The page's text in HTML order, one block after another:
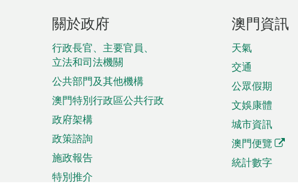
頁
腳
菜
單
關於政府
行政長官、主要官員、
立法和司法機關
公共部門及其他機構
澳門特別行政區公共行政
政府架構
政策諮詢
施政報告
特別推介
澳門資訊
天氣
交通
公眾假期
文娛康體
城市資訊
澳門便覽
統計數字